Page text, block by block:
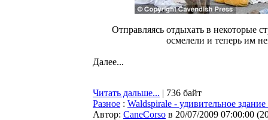
Отправляясь отдыхать в некоторые
осмелели и теперь им
Далее...
Читать дальше... | 736 байт
Разное : Waldspirale - удивительное
Автор: CaneCorso в 20/07/2009 07:00:00 (